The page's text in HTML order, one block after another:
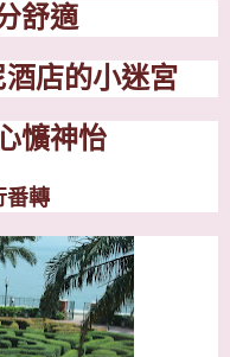
舒適
店的小迷宮
懭神怡
番轉